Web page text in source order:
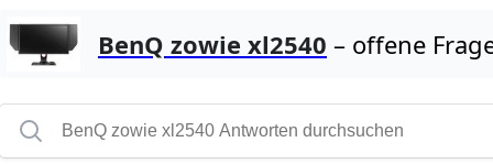
BenQ zowie xl2540 – offene